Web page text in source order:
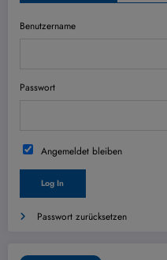
Benutzername
Passwort
Angemeldet bleiben
Passwort zurücksetzen